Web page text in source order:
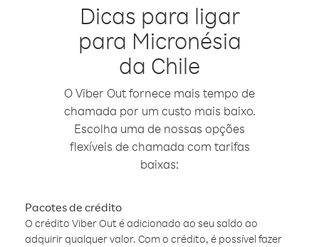
Dicas para ligar
para Micronésia
da Chile
O Viber Out fornece mais tempo de
chamada por um custo mais baixo.
Escolha uma de nossas opções
flexíveis de chamada com tarifas
baixas:
Pacotes de crédito
O crédito Viber Out é adicionado ao seu saldo ao
adquirir qualquer valor. Com o crédito, é possível fazer